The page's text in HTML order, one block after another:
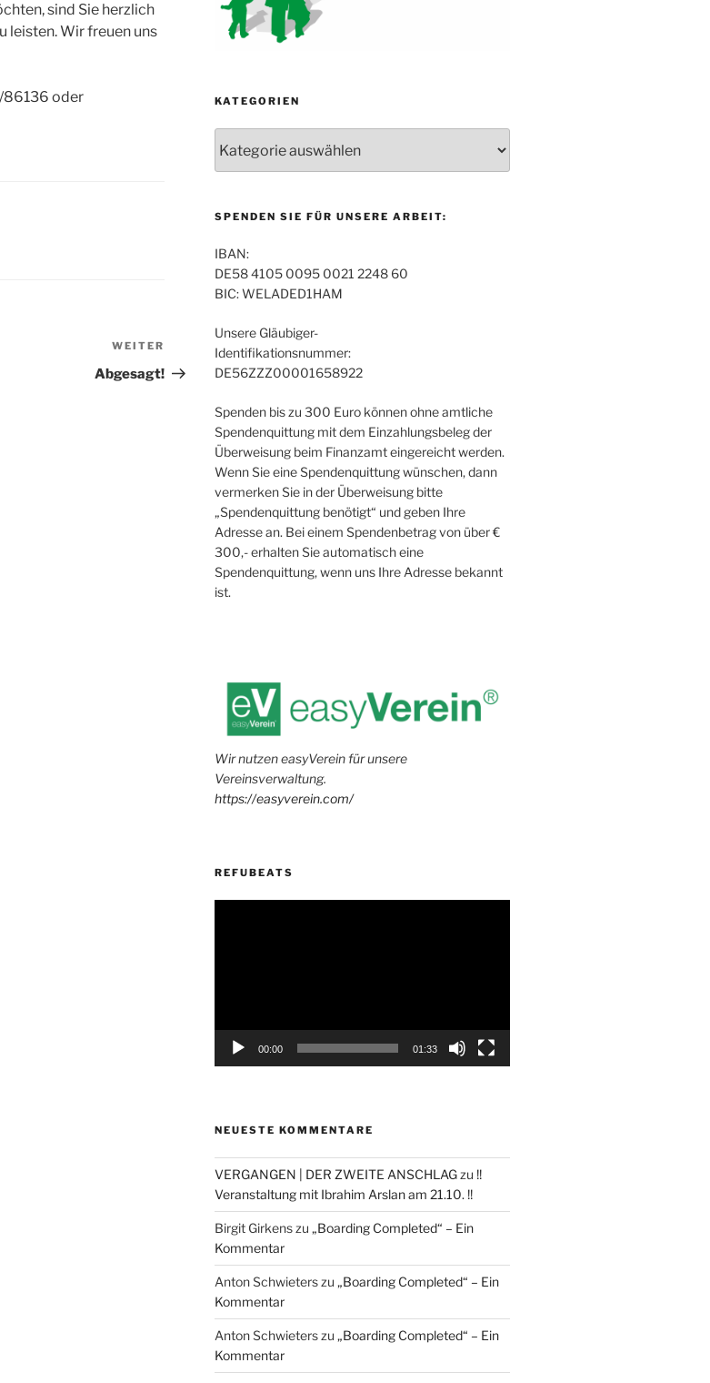
sind Sie herzlich
leisten. Wir freuen uns
86136 oder
Nächster
Beitrag
WEITER
Abgesagt!
KATEGORIEN
SPENDEN SIE FÜR UNSERE ARBEIT:
IBAN:
DE58 4105 0095 0021 2248 60
BIC: WELADED1HAM
Unsere Gläubiger-
Identifikationsnummer:
DE56ZZZ00001658922
Spenden bis zu 300 Euro können ohne amtliche
Spendenquittung mit dem Einzahlungsbeleg der
Überweisung beim Finanzamt eingereicht werden.
Wenn Sie eine Spendenquittung wünschen, dann
vermerken Sie in der Überweisung bitte
„Spendenquittung benötigt“ und geben Ihre
Adresse an. Bei einem Spendenbetrag von über €
300,- erhalten Sie automatisch eine
Spendenquittung, wenn uns Ihre Adresse bekannt
ist.
Wir nutzen easyVerein für unsere
Vereinsverwaltung.
https://easyverein.com/
REFUBEATS
00:00 01:33
NEUESTE KOMMENTARE
VERGANGEN | DER ZWEITE ANSCHLAGzu !!
Veranstaltung mit Ibrahim Arslan am 21.10. !!
Birgit Girkenszu „Boarding Completed“ – Ein
Kommentar
Anton Schwieterszu „Boarding Completed“ – Ein
Kommentar
Anton Schwieterszu „Boarding Completed“ – Ein
Kommentar